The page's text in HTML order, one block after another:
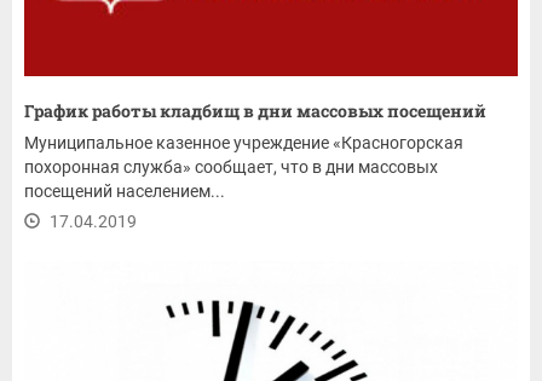
График работы кладбищ в дни массовых посещений
Муниципальное казенное учреждение «Красногорская
похоронная служба» сообщает, что в дни массовых
посещений населением...
17.04.2019